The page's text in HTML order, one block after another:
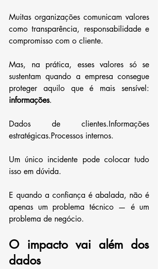
Muitas organizações comunicam valores
como transparência, responsabilidade e
compromisso com o cliente.
Mas, na prática, esses valores só se
sustentam quando a empresa consegue
informações.
Dados de clientes.Informações
estratégicas.Processos internos.
Um único incidente pode colocar tudo
isso em dúvida.
E quando a confiança é abalada, não é
apenas um problema técnico — é um
problema de negócio.
O impacto vai além dos
dados